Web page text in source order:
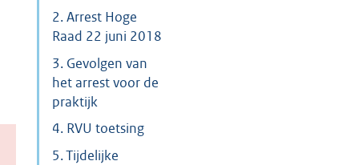
2. Arrest Hoge
Raad 22 juni 2018
3. Gevolgen van
het arrest voor de
praktijk
4. RVU toetsing
5. Tijdelijke